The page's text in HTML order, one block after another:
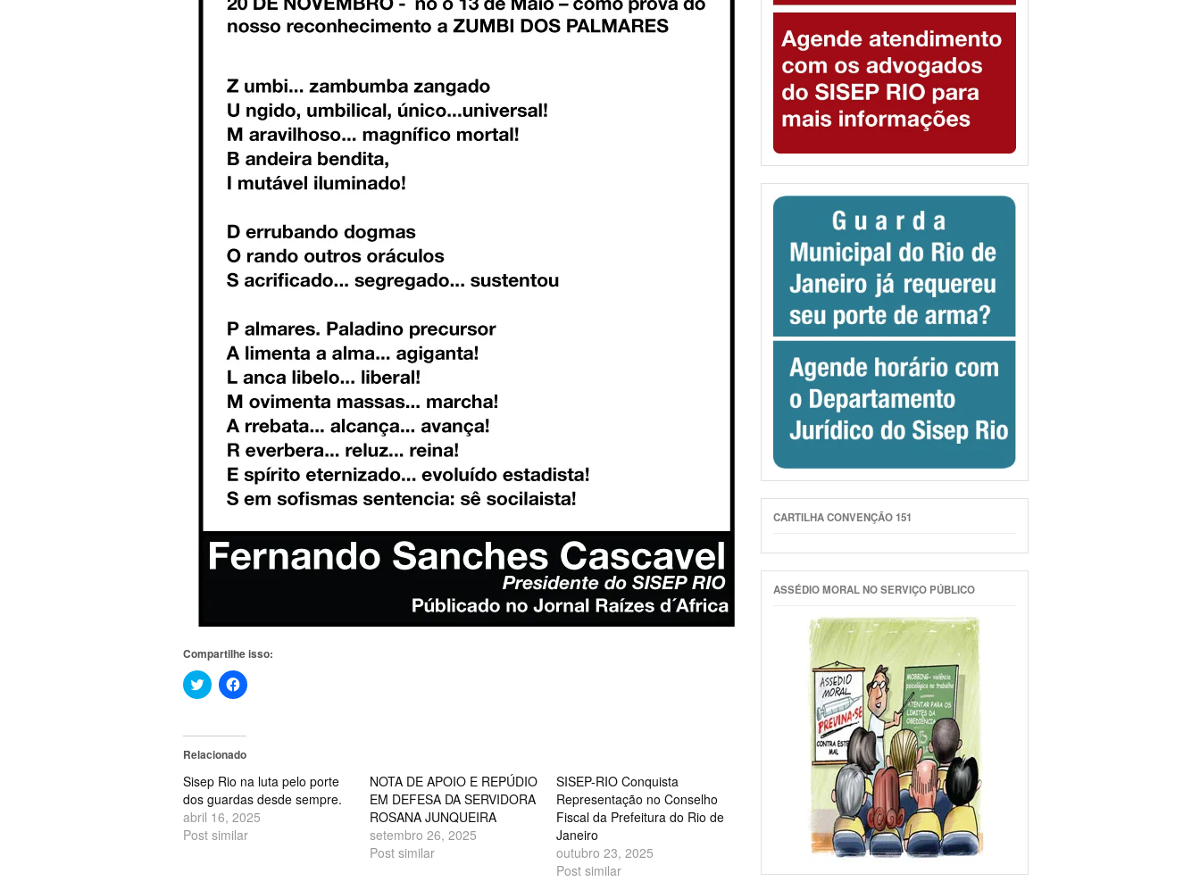
Compartilhe isso:
Clique
para
em
nova
janela)
Clique
para
em
nova
janela)
Relacionado
Sisep Rio na luta pelo porte
dos guardas desde sempre.
abril 16, 2025
Post similar
NOTA DE APOIO E REPÚDIO
EM DEFESA DA SERVIDORA
ROSANA JUNQUEIRA
setembro 26, 2025
Post similar
SISEP-RIO Conquista
Representação no Conselho
Fiscal da Prefeitura do Rio de
Janeiro
outubro 23, 2025
Post similar
CARTILHA CONVENÇÃO 151
ASSÉDIO MORAL NO SERVIÇO PÚBLICO